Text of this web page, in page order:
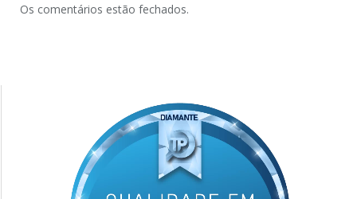
Os comentários estão fechados.